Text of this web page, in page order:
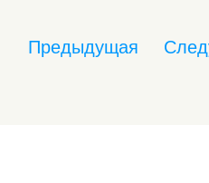
Предыдущая